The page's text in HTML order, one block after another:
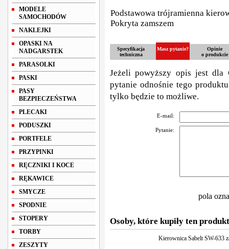
MODELE
SAMOCHODÓW
NAKLEJKI
OPASKI NA
NADGARSTEK
PARASOLKI
PASKI
PASY
BEZPIECZEŃSTWA
PLECAKI
PODUSZKI
PORTFELE
PRZYPINKI
RĘCZNIKI I KOCE
RĘKAWICE
SMYCZE
SPODNIE
STOPERY
TORBY
ZESZYTY
Podstawowa trójramienna
Pokryta zamszem
Specyfikacja
techniczna
Masz pytanie?
Opinie
o produkcie
Jeżeli powyższy opis jest dla
pytanie odnośnie tego
tylko będzie to możliwe.
E-mail:
Pytanie:
pola
Osoby, które kupiły ten
Kierownica Sabelt SW-633